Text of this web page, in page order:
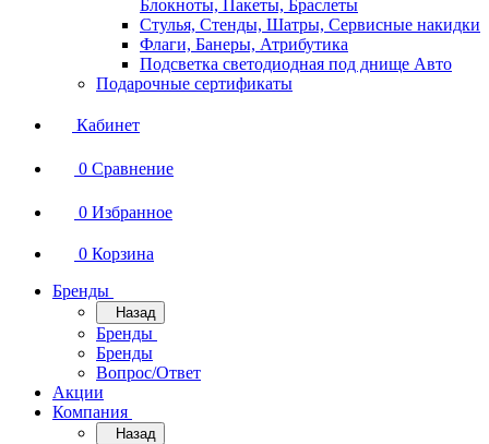
Блокноты, Пакеты, Браслеты
Стулья, Стенды, Шатры, Сервисные накидки
Флаги, Банеры, Атрибутика
Подсветка светодиодная под днище Авто
Подарочные сертификаты
Кабинет
0 Сравнение
0 Избранное
0 Корзина
Бренды
Назад
Бренды
Бренды
Вопрос/Ответ
Акции
Компания
Назад